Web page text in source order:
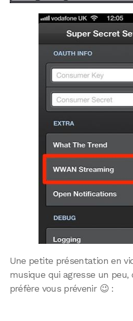
Une petite présentation en
musique qui agresse un peu,
préfère vous prévenir 😉 :